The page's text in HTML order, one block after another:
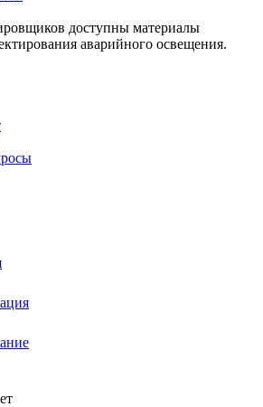
доступны материалы
аварийного освещения.